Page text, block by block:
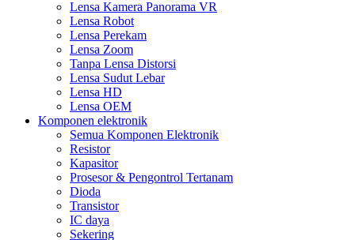
Lensa Kamera Panorama VR
Lensa Robot
Lensa Perekam
Lensa Zoom
Tanpa Lensa Distorsi
Lensa Sudut Lebar
Lensa HD
Lensa OEM
Komponen elektronik
Semua Komponen Elektronik
Resistor
Kapasitor
Prosesor & Pengontrol Tertanam
Dioda
Transistor
IC daya
Sekering